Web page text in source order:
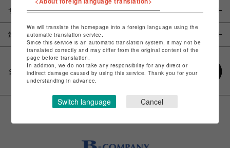
サイズ
注意事項
シェアする
We will translate the homepage into a foreign language using the
automatic translation service.
Since this service is an automatic translation system, it may not be
translated correctly and may differ from the original content of the
page before translation.
In addition, we do not take any responsibility for any direct or
indirect damage caused by using this service. Thank you for your
understanding in advance.
Switch language Cancel